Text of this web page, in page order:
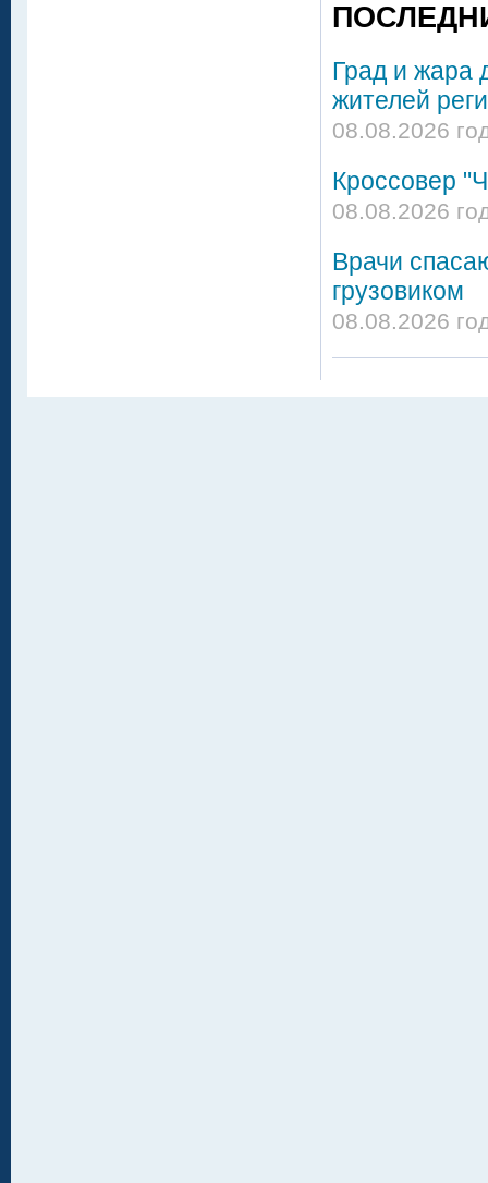
Град и жара
жителей
08.08.2026
Кроссовер
08.08.2026
Врачи
грузовиком
08.08.2026